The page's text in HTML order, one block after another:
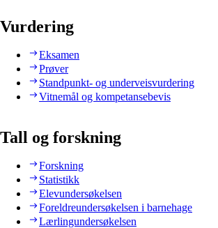
Vurdering
Eksamen
Prøver
Standpunkt- og underveisvurdering
Vitnemål og kompetansebevis
Tall og forskning
Forskning
Statistikk
Elevundersøkelsen
Foreldreundersøkelsen i barnehage
Lærlingundersøkelsen